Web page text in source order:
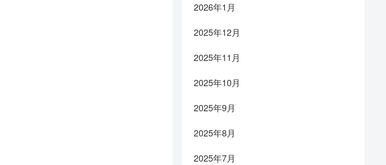
2026年1月
2025年12月
2025年11月
2025年10月
2025年9月
2025年8月
2025年7月